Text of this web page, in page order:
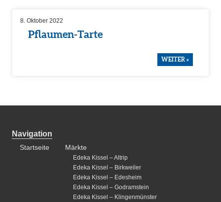
Pflaumen-Tarte
WEITER »
8. Oktober 2022
Navigation
Startseite Märkte
Edeka Kissel – Altrip
Edeka Kissel – Birkweiler
Edeka Kissel – Edesheim
Edeka Kissel – Godramstein
Edeka Kissel – Klingenmünster